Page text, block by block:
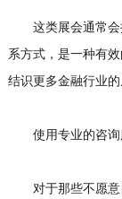
这类展会通常会
系方式，是一种有
结识更多金融行业
使用专业的咨询
对于那些不愿意